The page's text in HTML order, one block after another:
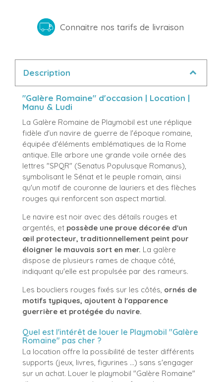
Connaitre nos tarifs de livraison
Description
"Galère Romaine" d'occasion | Location |
Manu & Ludi
La Galère Romaine de Playmobil est une réplique
fidèle d'un navire de guerre de l'époque romaine,
équipée d'éléments emblématiques de la Rome
antique. Elle arbore une grande voile ornée des
lettres "SPQR" (Senatus Populusque Romanus),
symbolisant le Sénat et le peuple romain, ainsi
qu'un motif de couronne de lauriers et des flèches
rouges qui renforcent son aspect martial.
Le navire est noir avec des détails rouges et
argentés, et possède une proue décorée d'un
œil protecteur, traditionnellement peint pour
éloigner le mauvais sort en mer. La galère
dispose de plusieurs rames de chaque côté,
indiquant qu'elle est propulsée par des rameurs.
Les boucliers rouges fixés sur les côtés, ornés de
motifs typiques, ajoutent à l'apparence
guerrière et protégée du navire.
Quel est l'intérêt de louer le Playmobil "Galère
Romaine" pas cher ?
La location offre la possibilité de tester différents
supports (jeux, livres, figurines ...) sans s'engager
sur un achat. Louer le playmobil "Galère Romaine"